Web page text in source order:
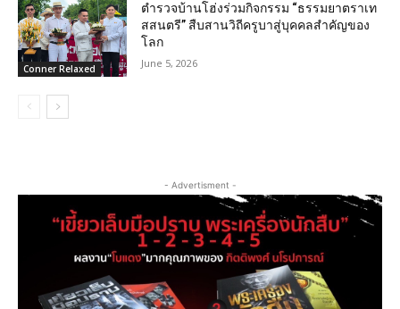
Conner Relaxed
ตำรวจบ้านโฮ่งร่วมกิจกรรม “ธรรมยาตราเท
สสนตรี” สืบสานวิถีครูบาสู่บุคคลสำคัญของ
โลก
June 5, 2026
- Advertisment -